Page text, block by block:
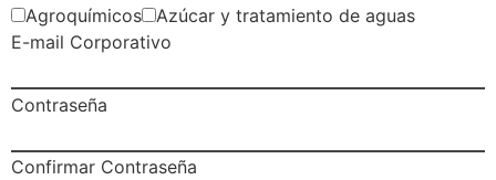
Agroquímicos
Azúcar y tratamiento de aguas
E-mail Corporativo
Contraseña
Confirmar Contraseña